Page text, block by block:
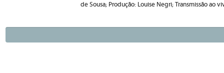
de Sousa; Produção: Louise Negri; Transmissão ao